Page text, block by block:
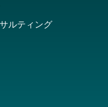
ルティング